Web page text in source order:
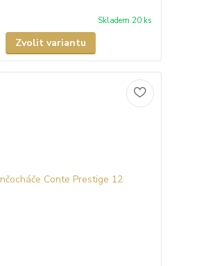
Skladem 20 ks
Zvolit variantu